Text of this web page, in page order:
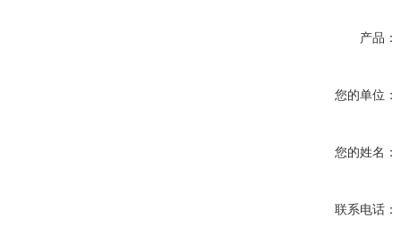
产品：
您的单位：
您的姓名：
联系电话：